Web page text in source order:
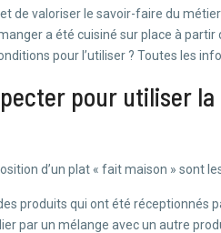
de valoriser le savoir-faire du
a été cuisiné sur place à partir
pour l’utiliser ? Toutes les
pour utiliser
d’un plat « fait maison » sont
produits qui ont été réceptionnés
par un mélange avec un autre